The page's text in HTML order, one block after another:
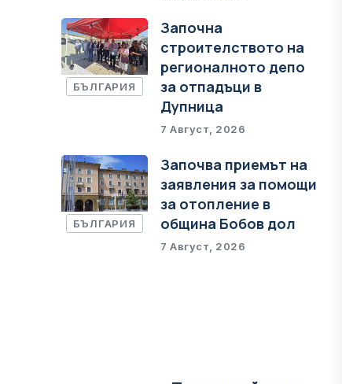
БЪЛГАРИЯ
Започна
строителството на
регионалното депо
за отпадъци в
Дупница
7 Август, 2026
БЪЛГАРИЯ
Започва приемът на
заявления за помощи
за отопление в
община Бобов дол
7 Август, 2026